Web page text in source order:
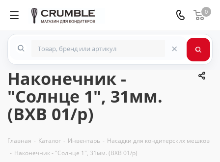
0
×
Наконечник -
"Солнце 1", 31мм.
(BXB 01/p)
Главная - Каталог - Инвентарь - Насадки для кондитерских мешков
- Наконечник - "Солнце 1", 31мм. (BXB 01/p)